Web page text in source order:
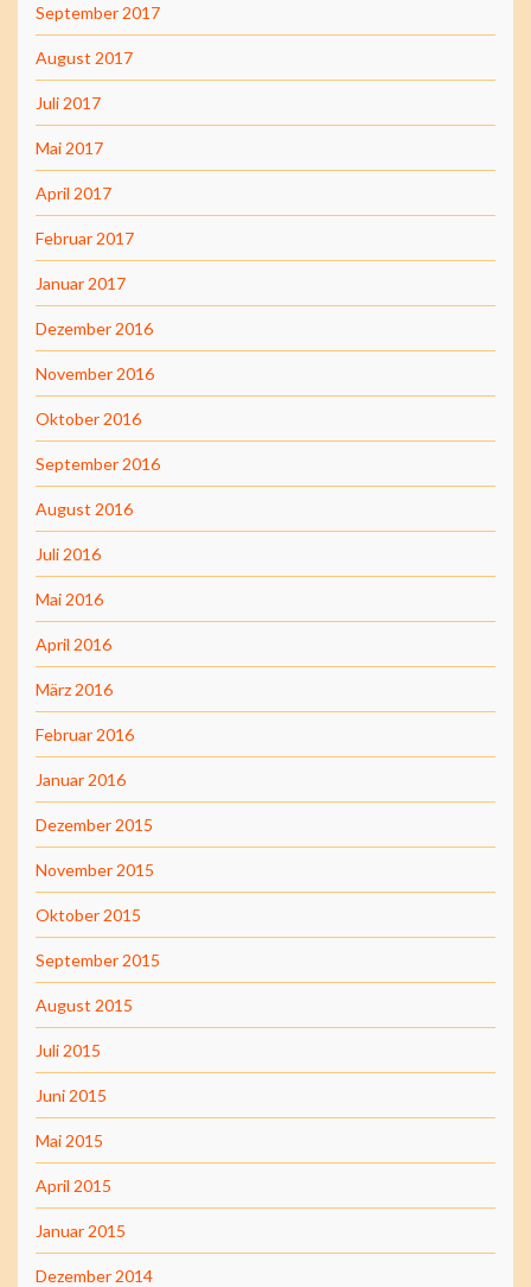
September 2017
August 2017
Juli 2017
Mai 2017
April 2017
Februar 2017
Januar 2017
Dezember 2016
November 2016
Oktober 2016
September 2016
August 2016
Juli 2016
Mai 2016
April 2016
März 2016
Februar 2016
Januar 2016
Dezember 2015
November 2015
Oktober 2015
September 2015
August 2015
Juli 2015
Juni 2015
Mai 2015
April 2015
Januar 2015
Dezember 2014